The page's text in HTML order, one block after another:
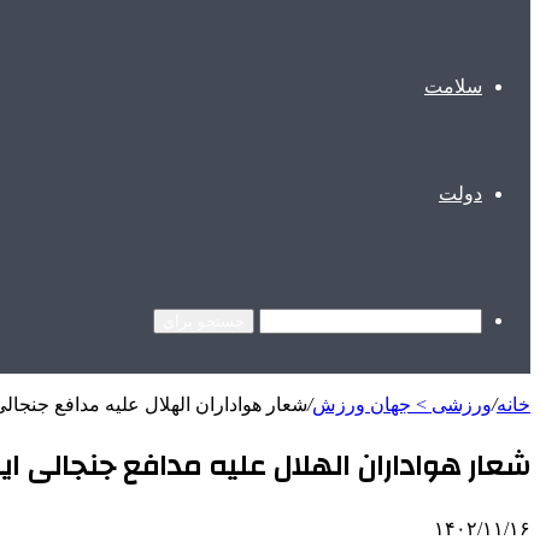
سلامت
دولت
خانه/ورزشی > جهان ورزش/شعار هواداران الهلال علیه مدافع
شعار هواداران الهلال علیه مدافع جنجالی
۱۴۰۲/۱۱/۱۶